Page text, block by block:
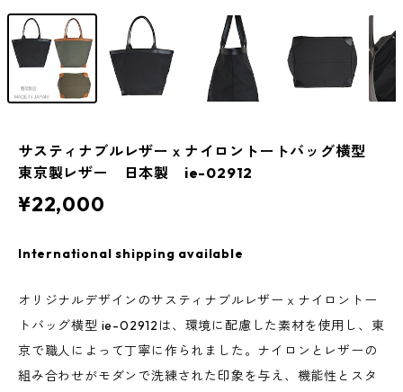
サスティナブルレザーｘナイロントートバッグ横型
東京製レザー 日本製 ie-02912
¥22,000
International shipping available
オリジナルデザインのサスティナブルレザーｘナイロントー
トバッグ横型 ie-02912は、環境に配慮した素材を使用し、東
京で職人によって丁寧に作られました。ナイロンとレザーの
組み合わせがモダンで洗練された印象を与え、機能性とスタ